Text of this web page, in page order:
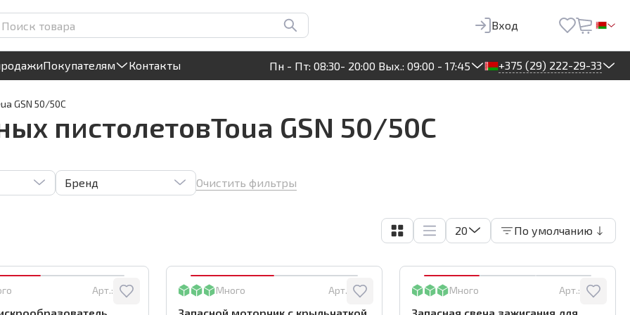
Круглосуточный! Прием заявок на сайте
Вход
Покупателям Контакты Пн - Пт: 08:30- 20:00 Вых.: 09:00 - 17:45 +375 (29) 222-29-33
GSN 50/50C
пистолетовToua GSN 50/50C
Бренд Очистить фильтры
20 По умолчанию
Арт.: 2706 Много Арт.: 2711 Много Арт.: 2709